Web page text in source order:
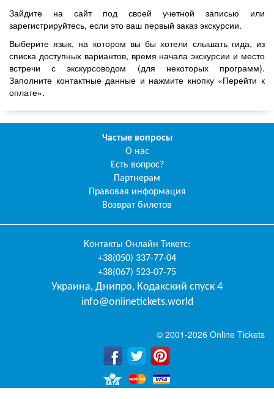
Зайдите на сайт под своей учетной записью или
зарегистрируйтесь, если это ваш первый заказ экскурсии.
Выберите язык, на котором вы бы хотели слышать гида, из
списка доступных вариантов, время начала экскурсии и место
встречи с экскурсоводом (для некоторых программ).
Заполните контактные данные и нажмите кнопку «Перейти к
оплате».
Частые вопросы
О нас
Есть вопрос?
Партнерам
Правовая информация
Возврат билетов
Контакты Онлайн Тикетс:
+38(050) 337-77-04
+38(067) 523-07-75
Украина, Днипро, Кодакский спуск 4
info@onlinetickets.world
© 2001-2026 Online Tickets